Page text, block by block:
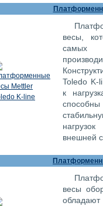
весы,
самых
Toledo K-
к
внешней
весы